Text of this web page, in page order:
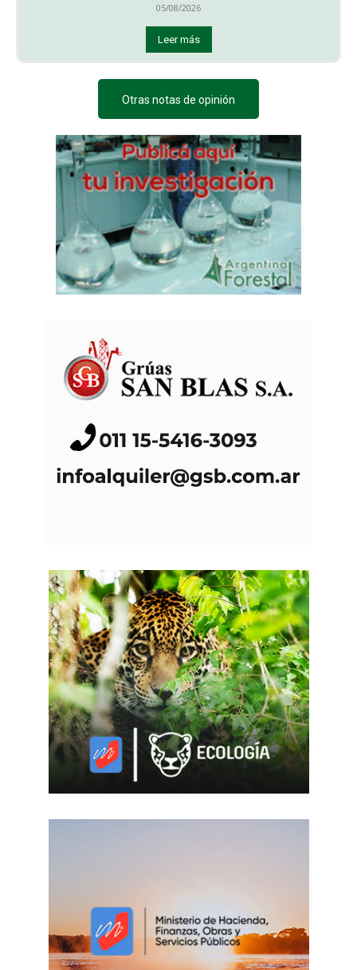
05/08/2026
Leer más
Otras notas de opinión